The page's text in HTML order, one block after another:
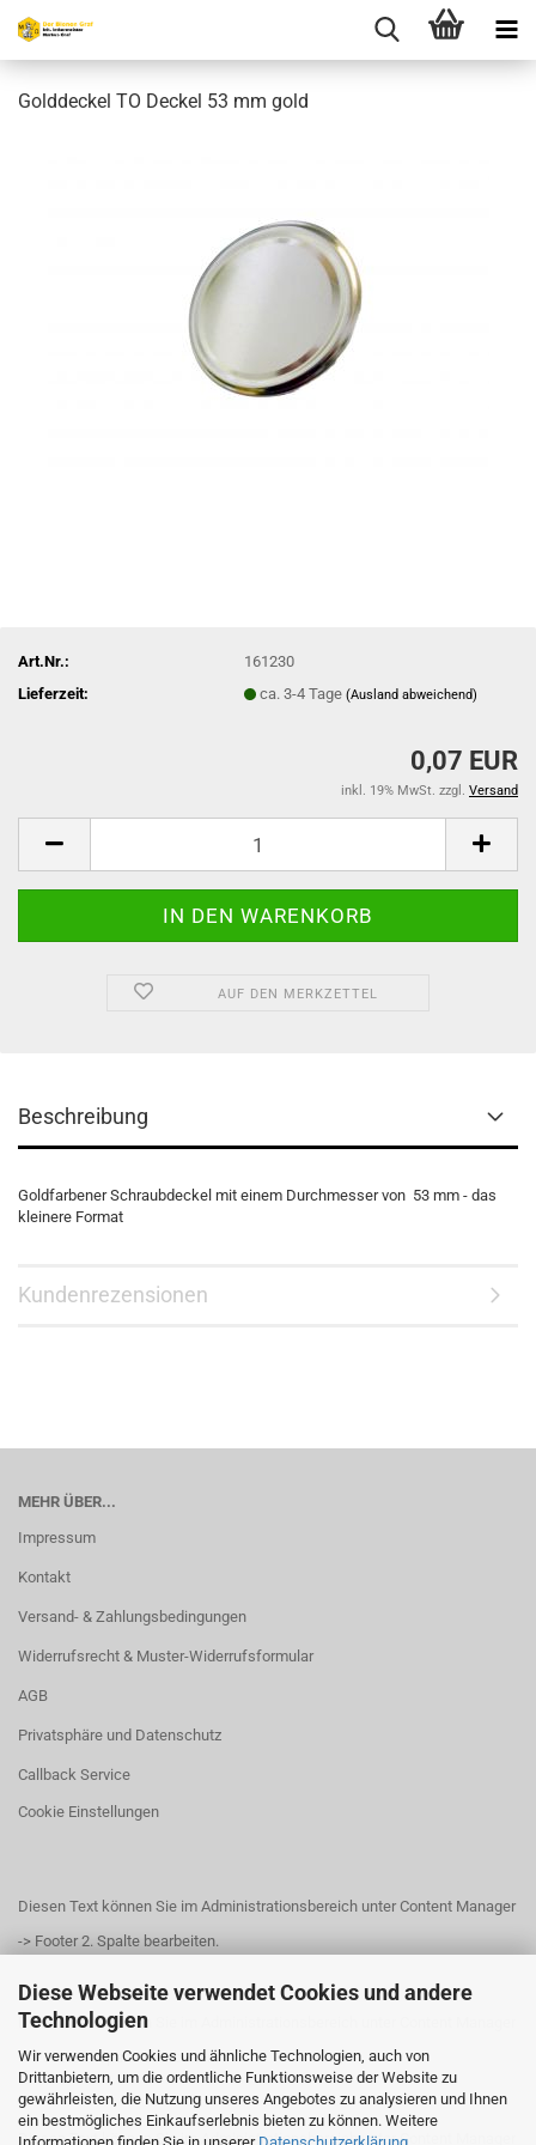
Diese Webseite verwendet Cookies und andere
Technologien
Wir verwenden Cookies und ähnliche Technologien, auch von
Drittanbietern, um die ordentliche Funktionsweise der Website zu
gewährleisten, die Nutzung unseres Angebotes zu analysieren und Ihnen
ein bestmögliches Einkaufserlebnis bieten zu können. Weitere
Golddeckel TO Deckel 53 mm gold
Art.Nr.:
161230
Lieferzeit:
ca. 3-4 Tage(Ausland abweichend)
0,07 EUR
inkl. 19% MwSt. zzgl. Versand
AUF DEN MERKZETTEL
Beschreibung
Goldfarbener Schraubdeckel mit einem Durchmesser von 53 mm - das
kleinere Format
Kundenrezensionen
MEHR ÜBER...
Impressum
Kontakt
Versand- & Zahlungsbedingungen
Widerrufsrecht & Muster-Widerrufsformular
AGB
Privatsphäre und Datenschutz
Callback Service
Cookie Einstellungen
Diesen Text können Sie im Administrationsbereich unter Content Manager
-> Footer 2. Spalte bearbeiten.
Diesen Text können Sie im Administrationsbereich unter Content Manager
-> Footer 3. Spalte bearbeiten.
Diesen Text können Sie im Administrationsbereich unter Content Manager